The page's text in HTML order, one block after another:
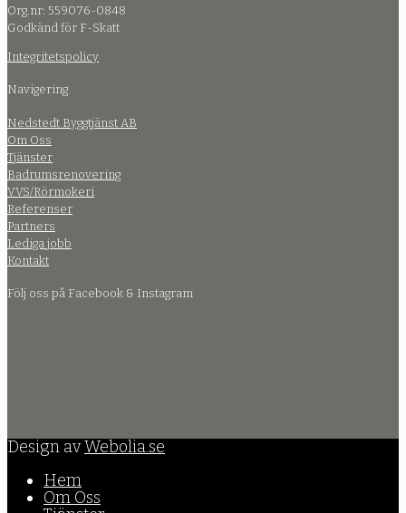
Org.nr: 559076-0848
Godkänd för F-Skatt
Integritetspolicy
Navigering
Nedstedt Byggtjänst AB
Om Oss
Tjänster
Badrumsrenovering
VVS/Rörmokeri
Referenser
Partners
Lediga jobb
Kontakt
Följ oss på Facebook & Instagram
Design avWebolia.se
Hem
Om Oss